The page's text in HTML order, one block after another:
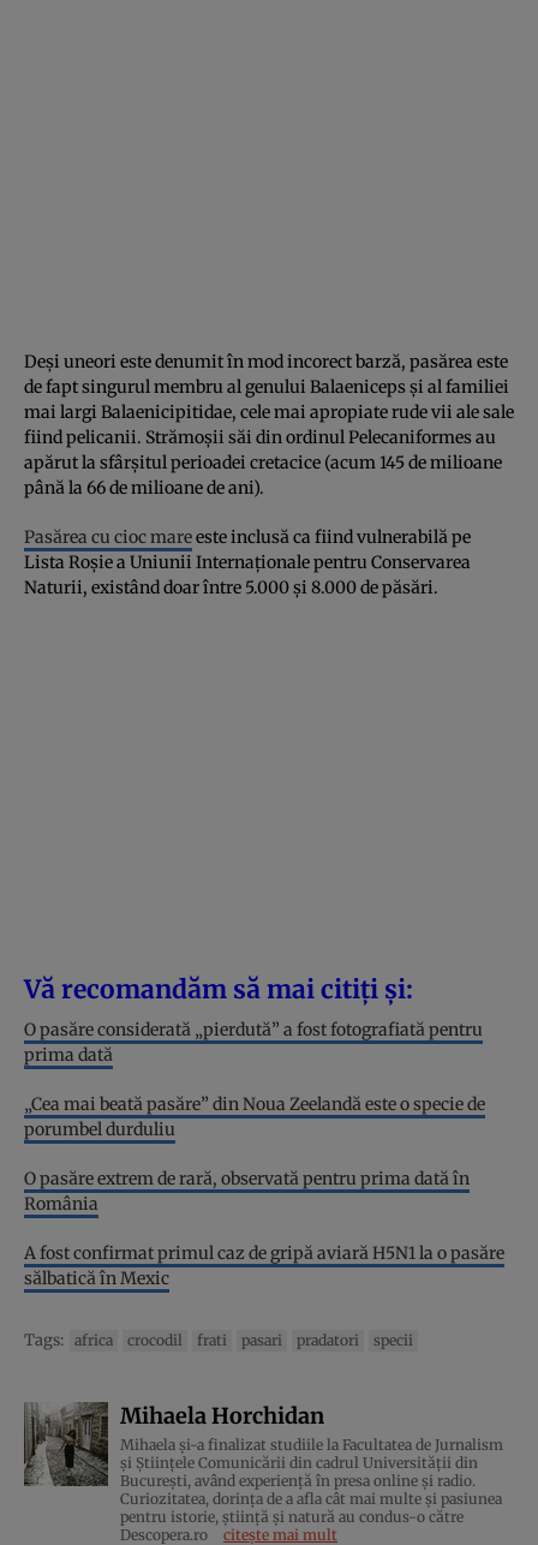
Deși uneori este denumit în mod incorect barză, pasărea este
de fapt singurul membru al genului Balaeniceps și al familiei
mai largi Balaenicipitidae, cele mai apropiate rude vii ale sale
fiind pelicanii. Strămoșii săi din ordinul Pelecaniformes au
apărut la sfârșitul perioadei cretacice (acum 145 de milioane
până la 66 de milioane de ani).
Pasărea cu cioc mareeste inclusă ca fiind vulnerabilă pe
Lista Roșie a Uniunii Internaționale pentru Conservarea
Naturii, existând doar între 5.000 și 8.000 de păsări.
Vă recomandăm să mai citiți și:
O pasăre considerată „pierdută” a fost fotografiată pentru
prima dată
„Cea mai beată pasăre” din Noua Zeelandă este o specie de
porumbel durduliu
O pasăre extrem de rară, observată pentru prima dată în
România
A fost confirmat primul caz de gripă aviară H5N1 la o pasăre
sălbatică în Mexic
Tags: africa crocodil frati pasari pradatori specii
Mihaela Horchidan
Mihaela și-a finalizat studiile la Facultatea de Jurnalism
și Științele Comunicării din cadrul Universității din
București, având experiență în presa online și radio.
Curiozitatea, dorința de a afla cât mai multe și pasiunea
pentru istorie, ştiinţă şi natură au condus-o către
Descopera.ro
citește mai mult